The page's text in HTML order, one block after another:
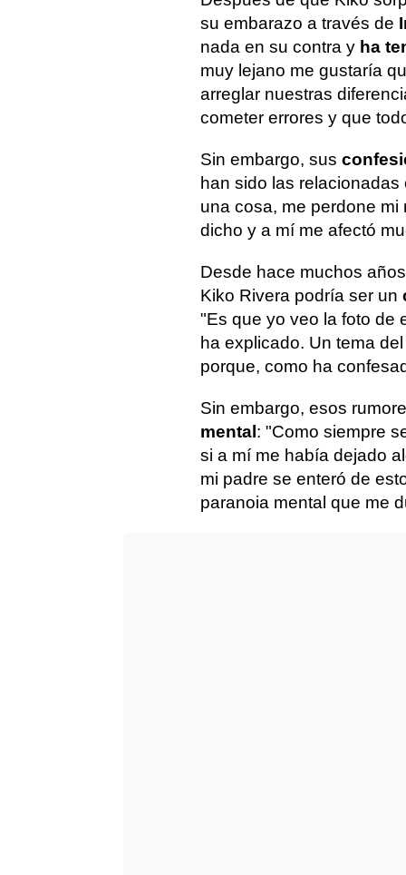
su embarazo a través de
nada en su contra y ha
muy lejano me gustaría
arreglar nuestras
cometer errores y que
Sin embargo, sus
han sido las
una cosa, me perdone
dicho y a mí me afectó
Desde hace muchos
Kiko Rivera podría ser un
"Es que yo veo la foto de
ha explicado. Un tema
porque, como ha
Sin embargo, esos
mental : "Como siempre
si a mí me había dejado
mi padre se enteró de
paranoia mental que me